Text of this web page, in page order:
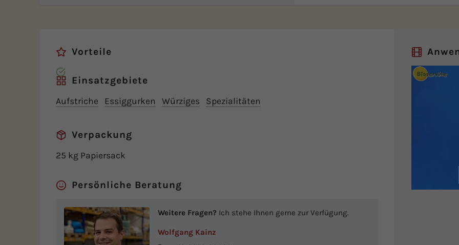
Vorteile
Einsatzgebiete
Aufstriche Essiggurken Würziges Spezialitäten
Verpackung
25 kg Papiersack
Persönliche Beratung
Weitere Fragen? Ich stehe Ihnen gerne zur Verfügung.
Wolfgang Kainz